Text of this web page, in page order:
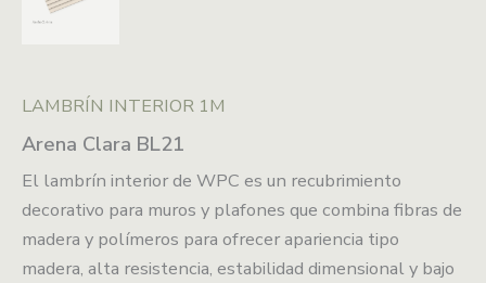
LAMBRÍN INTERIOR 1M
Arena Clara BL21
El lambrín interior de WPC es un recubrimiento
decorativo para muros y plafones que combina fibras de
madera y polímeros para ofrecer apariencia tipo
madera, alta resistencia, estabilidad dimensional y bajo